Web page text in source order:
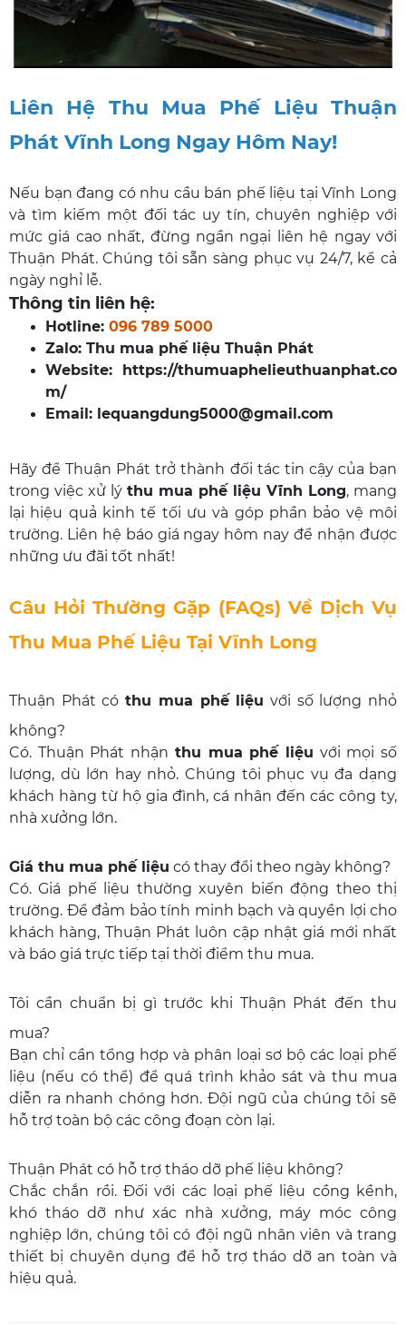
Liên Hệ Thu Mua Phế Liệu Thuận
Phát Vĩnh Long Ngay Hôm Nay!
Nếu bạn đang có nhu cầu bán phế liệu tại Vĩnh Long
và tìm kiếm một đối tác uy tín, chuyên nghiệp với
mức giá cao nhất, đừng ngần ngại liên hệ ngay với
Thuận Phát. Chúng tôi sẵn sàng phục vụ 24/7, kể cả
ngày nghỉ lễ.
Thông tin liên hệ:
Hotline: 096 789 5000
Zalo: Thu mua phế liệu Thuận Phát
Website: https://thumuaphelieuthuanphat.co
m/
Email: lequangdung5000@gmail.com
Hãy để Thuận Phát trở thành đối tác tin cậy của bạn
trong việc xử lý thu mua phế liệu Vĩnh Long, mang
lại hiệu quả kinh tế tối ưu và góp phần bảo vệ môi
trường. Liên hệ báo giá ngay hôm nay để nhận được
những ưu đãi tốt nhất!
Câu Hỏi Thường Gặp (FAQs) Về Dịch Vụ
Thu Mua Phế Liệu Tại Vĩnh Long
Thuận Phát cóthu mua phế liệu với số lượng nhỏ
không?
Có. Thuận Phát nhận thu mua phế liệu với mọi số
lượng, dù lớn hay nhỏ. Chúng tôi phục vụ đa dạng
khách hàng từ hộ gia đình, cá nhân đến các công ty,
nhà xưởng lớn.
Giá thu mua phế liệu có thay đổi theo ngày không?
Có. Giá phế liệu thường xuyên biến động theo thị
trường. Để đảm bảo tính minh bạch và quyền lợi cho
khách hàng, Thuận Phát luôn cập nhật giá mới nhất
và báo giá trực tiếp tại thời điểm thu mua.
Tôi cần chuẩn bị gì trước khi Thuận Phát đến thu
mua?
Bạn chỉ cần tổng hợp và phân loại sơ bộ các loại phế
liệu (nếu có thể) để quá trình khảo sát và thu mua
diễn ra nhanh chóng hơn. Đội ngũ của chúng tôi sẽ
hỗ trợ toàn bộ các công đoạn còn lại.
Thuận Phát có hỗ trợ tháo dỡ phế liệu không?
Chắc chắn rồi. Đối với các loại phế liệu cồng kềnh,
khó tháo dỡ như xác nhà xưởng, máy móc công
nghiệp lớn, chúng tôi có đội ngũ nhân viên và trang
thiết bị chuyên dụng để hỗ trợ tháo dỡ an toàn và
hiệu quả.